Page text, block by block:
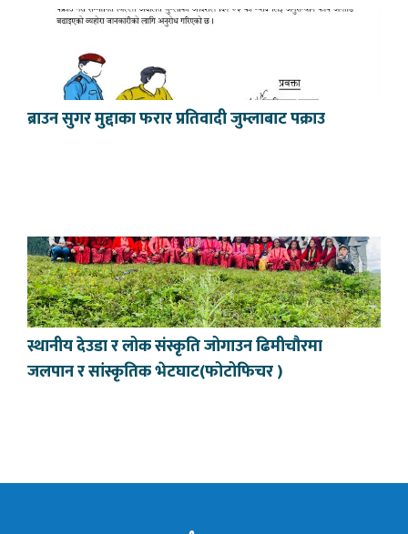
ब्राउन सुगर मुद्दाका फरार प्रतिवादी जुम्लाबाट पक्राउ
स्थानीय देउडा र लोक संस्कृति जोगाउन ढिमीचौरमा
जलपान र सांस्कृतिक भेटघाट(फोटोफिचर )